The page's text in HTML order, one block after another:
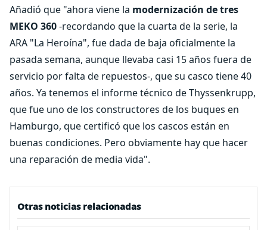
Añadió que "ahora viene la modernización de tres
MEKO 360-recordando que la cuarta de la serie, la
ARA "La Heroína", fue dada de baja oficialmente la
pasada semana, aunque llevaba casi 15 años fuera de
servicio por falta de repuestos-, que su casco tiene 40
años. Ya tenemos el informe técnico de Thyssenkrupp,
que fue uno de los constructores de los buques en
Hamburgo, que certificó que los cascos están en
buenas condiciones. Pero obviamente hay que hacer
una reparación de media vida".
Otras noticias relacionadas